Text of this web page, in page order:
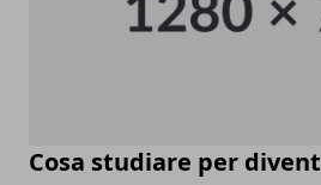
Cosa studiare per